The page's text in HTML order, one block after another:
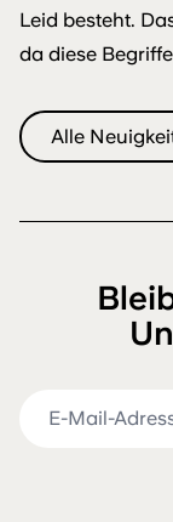
Leid besteht.
da diese
Alle